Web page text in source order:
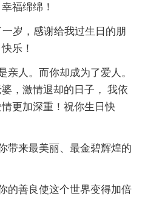
福绵绵！
岁，感谢给我过生日的朋
乐！
亲人。而你却成为了爱人。
，激情退却的日子， 我依
更加深重！祝你生日快
带来最美丽、最金碧辉煌的
的善良使这个世界变得加倍